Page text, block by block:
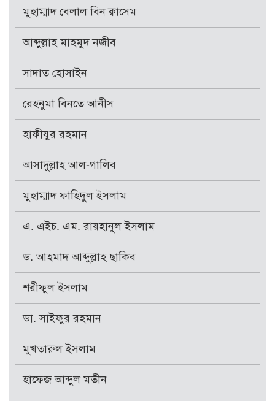
মুহাম্মাদ বেলাল বিন ক্বাসেম
আব্দুল্লাহ মাহমুদ নজীব
সাদাত হোসাইন
রেহনুমা বিনতে আনীস
হাফীযুর রহমান
আসাদুল্লাহ আল-গালিব
মুহাম্মাদ ফাহিদুল ইসলাম
এ. এইচ. এম. রায়হানুল ইসলাম
ড. আহমাদ আব্দুল্লাহ ছাকিব
শরীফুল ইসলাম
ডা. সাইফুর রহমান
মুখতারুল ইসলাম
হাফেজ আব্দুল মতীন